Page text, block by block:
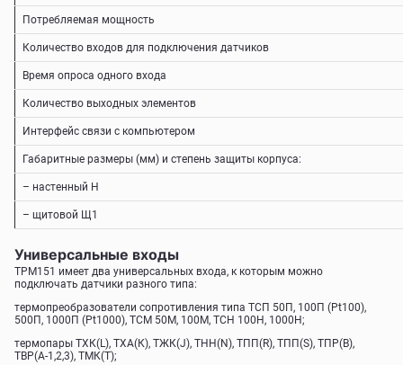
Потребляемая мощность
Количество входов для подключения датчиков
Время опроса одного входа
Количество выходных элементов
Интерфейс связи с компьютером
Габаритные размеры (мм) и степень защиты корпуса:
– настенный Н
– щитовой Щ1
Универсальные входы
ТРМ151 имеет два универсальных входа, к которым можно
подключать датчики разного типа:
термопреобразователи сопротивления типа ТСП 50П, 100П (Pt100),
500П, 1000П (Pt1000), ТСМ 50М, 100М, ТСН 100Н, 1000Н;
термопары TХК(L), ТХА(К), ТЖК(J), ТНН(N), ТПП(R), ТПП(S), ТПР(В),
TВР(А-1,2,3), ТМК(Т);